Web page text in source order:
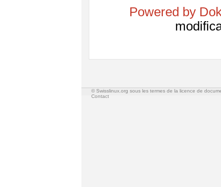
Powered by
© Swisslinux.org sous les termes de la licence de
Contact